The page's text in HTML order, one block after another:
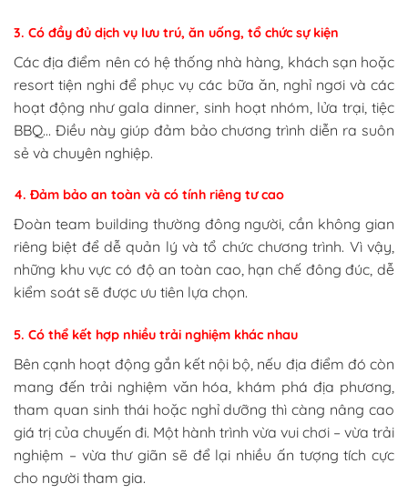
3. Có đầy đủ dịch vụ lưu trú, ăn uống, tổ chức sự kiện
Các địa điểm nên có hệ thống nhà hàng, khách sạn hoặc
resort tiện nghi để phục vụ các bữa ăn, nghỉ ngơi và các
hoạt động như gala dinner, sinh hoạt nhóm, lửa trại, tiệc
BBQ… Điều này giúp đảm bảo chương trình diễn ra suôn
sẻ và chuyên nghiệp.
4. Đảm bảo an toàn và có tính riêng tư cao
Đoàn team building thường đông người, cần không gian
riêng biệt để dễ quản lý và tổ chức chương trình. Vì vậy,
những khu vực có độ an toàn cao, hạn chế đông đúc, dễ
kiểm soát sẽ được ưu tiên lựa chọn.
5. Có thể kết hợp nhiều trải nghiệm khác nhau
Bên cạnh hoạt động gắn kết nội bộ, nếu địa điểm đó còn
mang đến trải nghiệm văn hóa, khám phá địa phương,
tham quan sinh thái hoặc nghỉ dưỡng thì càng nâng cao
giá trị của chuyến đi. Một hành trình vừa vui chơi – vừa trải
nghiệm – vừa thư giãn sẽ để lại nhiều ấn tượng tích cực
cho người tham gia.